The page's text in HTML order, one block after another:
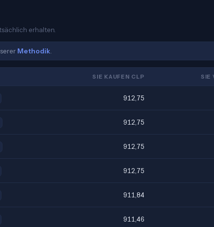
erhalten.
Methodik
SIE KAUFEN CLP SIE
912,75
912,75
912,75
912,75
911,84
911,46